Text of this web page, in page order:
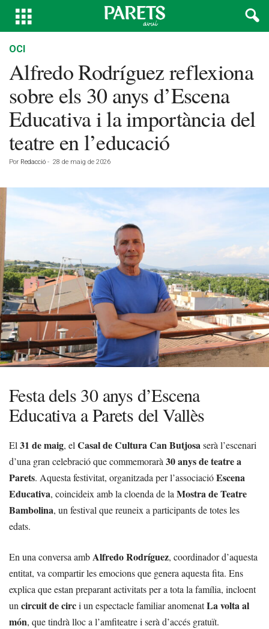
OCI
Alfredo Rodríguez reflexiona
sobre els 30 anys d’Escena
Educativa i la importància del
teatre en l’educació
Por Redacció - 28 de maig de 2026
Festa dels 30 anys d’Escena
Educativa a Parets del Vallès
El 31 de maig, el Casal de Cultura Can Butjosaserà l’escenari
d’una gran celebració que commemorarà 30 anys de teatre a
Parets. Aquesta festivitat, organitzada per l’associacióEscena
Educativa, coincideix amb la cloenda de la Mostra de Teatre
Bambolina, un festival que reuneix a participants de totes les
edats.
En una conversa ambAlfredo Rodríguez, coordinador d’aquesta
entitat, va compartir les emocions que genera aquesta fita. Ens
explica que estan preparant activitats per a tota la família, incloent
un circuit de circi un espectacle familiar anomenatLa volta al
món, que tindrà lloc a l’amfiteatre i serà d’accés gratuït.